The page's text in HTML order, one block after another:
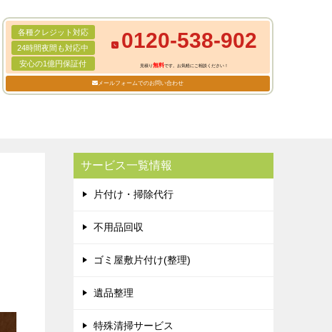
各種クレジット対応
24時間夜間も対応中
安心の1億円保証付
0120-538-902
見積り無料です。お気軽にご相談ください！
メールフォームでのお問い合わせ
サービス一覧情報
片付け・掃除代行
不用品回収
ゴミ屋敷片付け(整理)
遺品整理
特殊清掃サービス